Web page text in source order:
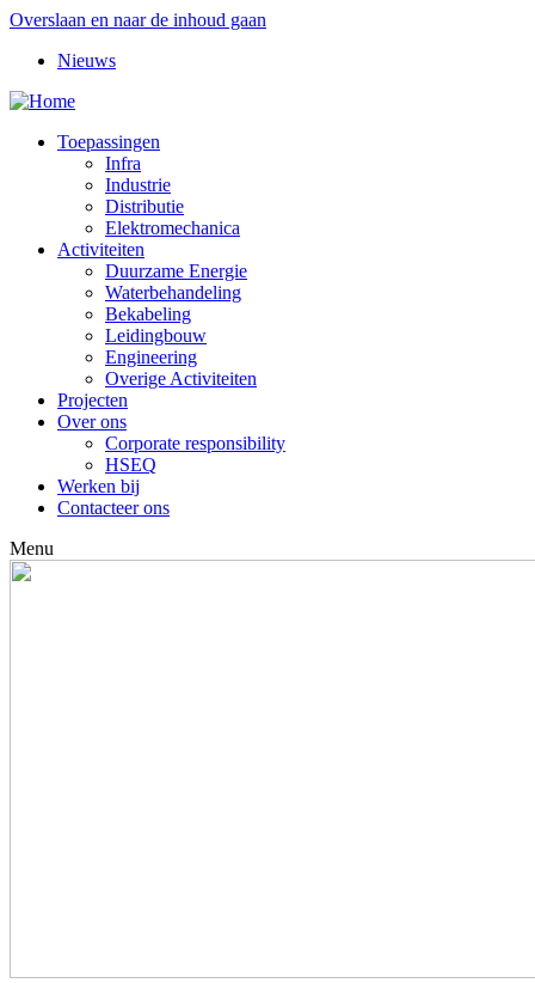
Overslaan en naar de inhoud gaan
Nieuws
Toepassingen
Infra
Industrie
Distributie
Elektromechanica
Activiteiten
Duurzame Energie
Waterbehandeling
Bekabeling
Leidingbouw
Engineering
Overige Activiteiten
Projecten
Over ons
Corporate responsibility
HSEQ
Werken bij
Contacteer ons
Menu